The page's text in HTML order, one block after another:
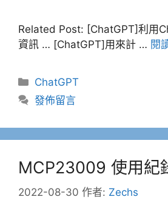
Related Post: [ChatGPT]利用
資訊 … [ChatGPT]用來計 … 閱
分
類
ChatGPT
發佈留言
MCP23009 使用紀
2022-08-30 作者: Zechs